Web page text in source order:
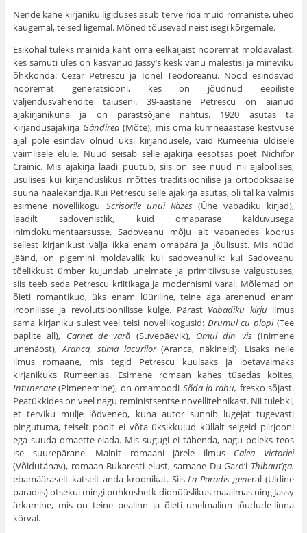
Nende kahe kirjaniku ligiduses asub terve rida muid romaniste, ühed
kaugemal, teised ligemal. Mõned tõusevad neist isegi kõrgemale.
Esikohal tuleks mainida kaht oma eelkäijaist nooremat moldavalast,
kes samuti üles on kasvanud Jassy’s kesk vanu mälestisi ja mineviku
õhkkonda: Cezar Petrescu ja Ionel Teodoreanu. Nood esindavad
nooremat generatsiooni, kes on jõudnud eepiliste
väljendusvahendite täiuseni. 39-aastane Petrescu on aianud
ajakirjanikuna ja on pärastsõjane nähtus. 1920 asutas ta
kirjandusajakirja Gândirea (Mõte), mis oma kümneaastase kestvuse
ajal pole esindav olnud üksi kirjandusele, vaid Rumeenia üldisele
vaimlisele elule. Nüüd seisab selle ajakirja eesotsas poet Nichifor
Crainic. Mis ajakirja laadi puutub, siis on see nüüd nii ajaloolises,
usulises kui kirjanduslikus mõttes traditsioonilise ja ortodoksaalse
suuna häälekandja. Kui Petrescu selle ajakirja asutas, oli tal ka valmis
esimene novellikogu Scrisorile unui Răzes(Ühe vabadiku kirjad),
laadilt sadovenistlik, kuid omapärase kalduvusega
inimdokumentaarsusse. Sadoveanu mõju alt vabanedes koorus
sellest kirjanikust välja ikka enam omapära ja jõulisust. Mis nüüd
jäänd, on pigemini moldavalik kui sadoveanulik: kui Sadoveanu
tõelikkust ümber kujundab unelmate ja primitiivsuse valgustuses,
siis teeb seda Petrescu kriitikaga ja modernismi varal. Mõlemad on
õieti romantikud, üks enam lüüriline, teine aga arenenud enam
iroonilisse ja revolutsioonilisse külge. Pärast Vabadiku kirju ilmus
sama kirjaniku sulest veel teisi novellikogusid: Drumul cu plopi(Tee
paplite all), Carnet de vară (Suvepäevik), Omul din vis(Inimene
unenäost),Aranca, stima lacurilor(Aranca, näkineid). Lisaks neile
ilmus romaane, mis tegid Petrescu kuulsaks ja loetavaimaks
kirjanikuks Rumeenias. Esimene romaan kahes tüsedas koites,
Intunecare(Pimenemine), on omamoodi Sõda ja rahu, fresko sõjast.
Peatükkides on veel nagu reministsentse novellitehnikast. Nii tulebki,
et terviku mulje lõdveneb, kuna autor sunnib lugejat tugevasti
pingutuma, teiselt poolt ei võta üksikkujud küllalt selgeid piirjooni
ega suuda omaette elada. Mis sugugi ei tähenda, nagu poleks teos
ise suurepärane. Mainit romaani järele ilmus Calea Victoriei
(Võidutänav), romaan Bukaresti elust, sarnane Du Gard’i Thibaut’ga.
ebamääraselt katselt anda kroonikat. SiisLa Paradis general (Üldine
paradiis) otsekui mingi puhkushetk dionüüslikus maailmas ning Jassy
ärkamine, mis on teine pealinn ja õieti unelmalinn jõudude-linna
kõrval.